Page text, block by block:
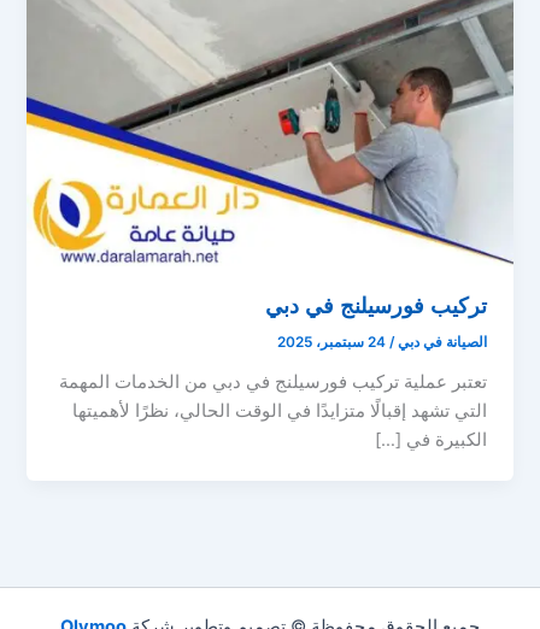
تركيب فورسيلنج في دبي
الصيانة في دبي/24 سبتمبر، 2025
تعتبر عملية تركيب فورسيلنج في دبي من الخدمات المهمة
التي تشهد إقبالًا متزايدًا في الوقت الحالي، نظرًا لأهميتها
الكبيرة في […]